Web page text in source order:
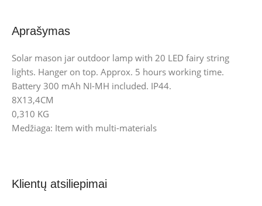
Aprašymas
Solar mason jar outdoor lamp with 20 LED fairy string
lights. Hanger on top. Approx. 5 hours working time.
Battery 300 mAh NI-MH included. IP44.
8X13,4CM
0,310 KG
Medžiaga: Item with multi-materials
Klientų atsiliepimai